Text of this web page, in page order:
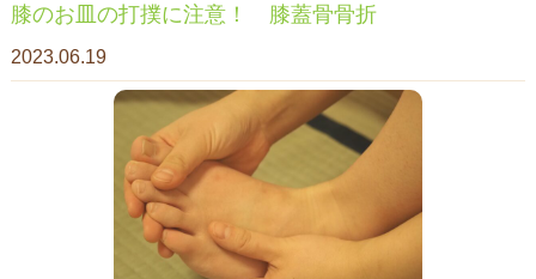
膝のお皿の打撲に注意！ 膝蓋骨骨折
2023.06.19